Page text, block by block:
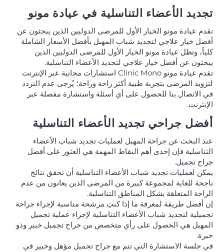
تجديد الأعضاء التناسلية في عيادة مونو
تقدم عيادة مونو الخيار الأول للمرضى الدوليين الذين يبحثون عن
أفضل خيار علاجي لتجديد شباب المهبل بأفضل الأسعار الشاملة
كلياً، وتظل عيادة مونو الخيار الأول للمرضى الدوليين الذين
يبحثون عن أفضل خيار علاجي لتجديد الأعضاء التناسلية.
تقدم عيادة مونو Clinic Mono استشارات مجانية عبر الإنترنت
لتزويد المرضى بتجربة طبية أكثر راحة وراحة؛ يُرجى عدم التردد
في الاتصال بنا للحصول على أي أسئلة واستشارة مفصلة عبر
الإنترنت.
أفضل جراحي تجديد الأعضاء التناسلية
عند البحث عن جراحة المهبل لعمليات تجديد شباب الأعضاء
التناسلية فإن إحدى أهم النقاط المهمة هي العثور على أفضل
جراح تجميل.
يمكن لعمليات تجديد شباب الأعضاء التناسلية أن تحقق نتائج
ناجحة للغاية لمجموعة كبيرة من المرضى الذين يعانون من عدم
الراحة المتعلقة بشكل المناطق التناسلية.
إن أفضل طريقة لمعرفة ما إذا كنتِ مرشحة مناسبة لإجراء جراحة
تجميلية لتجديد شباب الأعضاء التناسلية لإجراء عملية تجميل
المهبل هي الحصول على رأي متخصص من جراح تجميل خبير وذو
خبرة.
في جلسة الاستشارة التي تتم مع جراح تجميل مؤهل وخبير في